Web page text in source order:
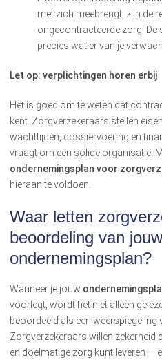
met zich meebrengt, zijn de
ongecontracteerde zorg. De
precies wat er van je
Let op: verplichtingen horen erbij
Het is goed om te weten dat
kent. Zorgverzekeraars stellen
wachttijden, dossiervoering en
vraagt om een solide organisatie.
ondernemingsplan voor
hieraan te voldoen.
Waar letten
beoordeling van jouw
ondernemingsplan?
Wanneer je jouw
voorlegt, wordt het niet alleen
beoordeeld als een weerspiegeling
Zorgverzekeraars willen zekerheid
en doelmatige zorg kunt leveren —